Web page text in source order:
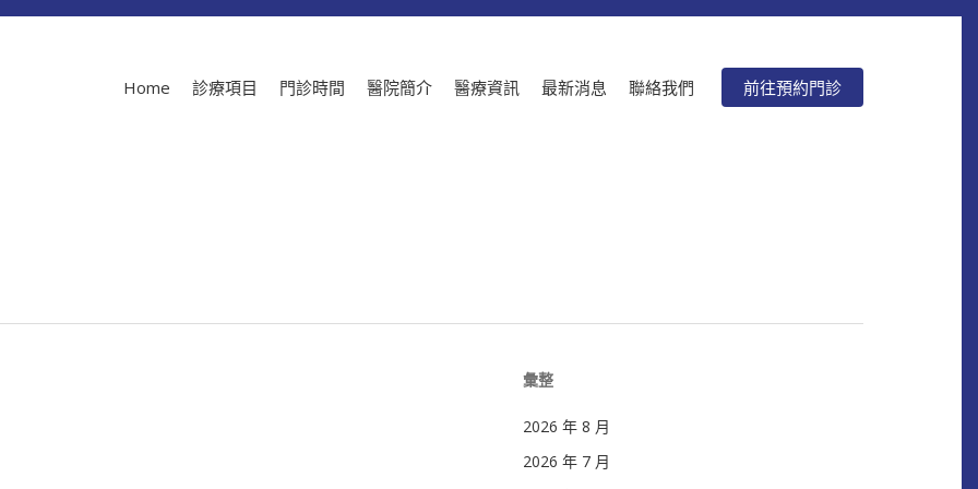
Home 診療項目 門診時間 醫院簡介 醫療資訊 最新消息 聯絡我們 前往預約門診
彙整
2026 年 8 月
2026 年 7 月